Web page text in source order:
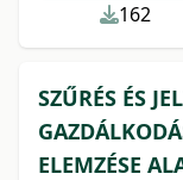
162
SZŰRÉS ÉS
ELEMZÉSE